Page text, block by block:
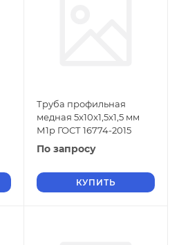
Труба профильная
медная 5x10x1,5x1,5 мм
М1р ГОСТ 16774-2015
По запросу
КУПИТЬ